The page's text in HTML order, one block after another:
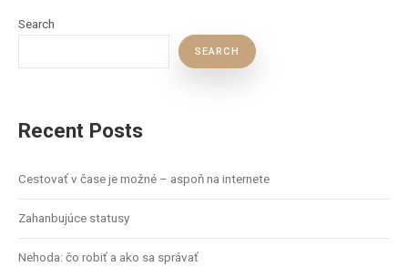
Search
SEARCH
Recent Posts
Cestovať v čase je možné – aspoň na internete
Zahanbujúce statusy
Nehoda: čo robiť a ako sa správať